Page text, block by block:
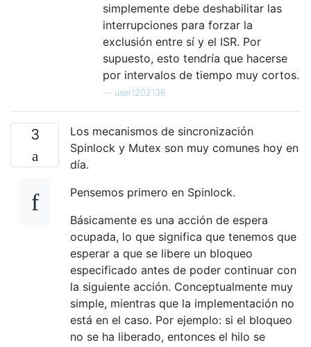
simplemente debe deshabilitar las
interrupciones para forzar la
exclusión entre sí y el ISR. Por
supuesto, esto tendría que hacerse
por intervalos de tiempo muy cortos.
user1202136
3
Los mecanismos de sincronización
Spinlock y Mutex son muy comunes hoy en
día.
Pensemos primero en Spinlock.
Básicamente es una acción de espera
ocupada, lo que significa que tenemos que
esperar a que se libere un bloqueo
especificado antes de poder continuar con
la siguiente acción. Conceptualmente muy
simple, mientras que la implementación no
está en el caso. Por ejemplo: si el bloqueo
no se ha liberado, entonces el hilo se